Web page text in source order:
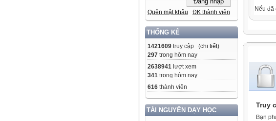
Quên mật khẩu ĐK thành viên
THỐNG KÊ
1421609 truy cập (chi tiết)
297 trong hôm nay
2638941 lượt xem
341 trong hôm nay
616 thành viên
TÀI NGUYÊN DẠY HỌC
Nếu
Truy
Bạn